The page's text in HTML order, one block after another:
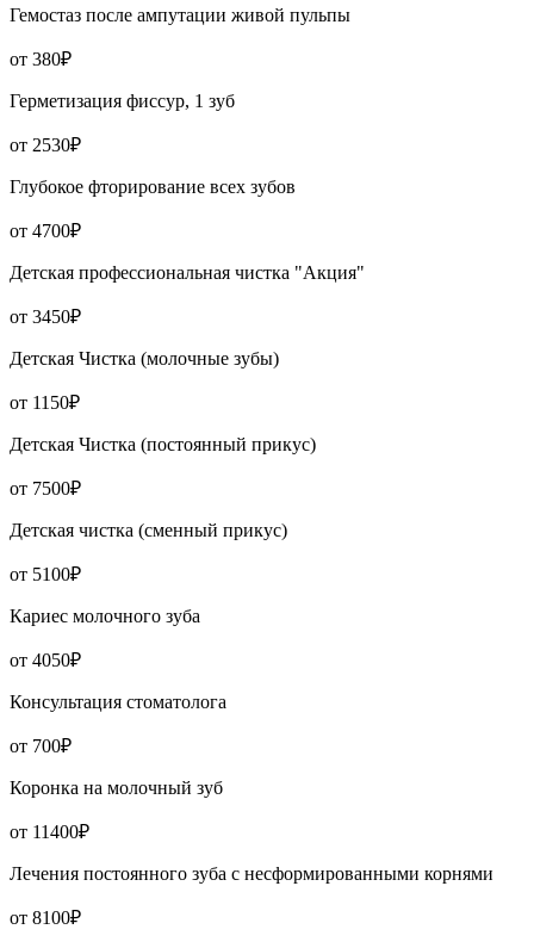
Гемостаз после ампутации живой пульпы
от 380₽
Герметизация фиссур, 1 зуб
от 2530₽
Глубокое фторирование всех зубов
от 4700₽
Детская профессиональная чистка "Акция"
от 3450₽
Детская Чистка (молочные зубы)
от 1150₽
Детская Чистка (постоянный прикус)
от 7500₽
Детская чистка (сменный прикус)
от 5100₽
Кариес молочного зуба
от 4050₽
Консультация стоматолога
от 700₽
Коронка на молочный зуб
от 11400₽
Лечения постоянного зуба с несформированными корнями
от 8100₽